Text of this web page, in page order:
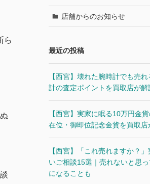
ら
店舗からのお知らせ
最近の投稿
【西宮】壊れた腕時計でも売
計の査定ポイントを買取店が解
【西宮】実家に眠る10万円金
在位・御即位記念金貨を買取店
【西宮】「これ売れますか？
いご相談15選｜売れないと思
になることも